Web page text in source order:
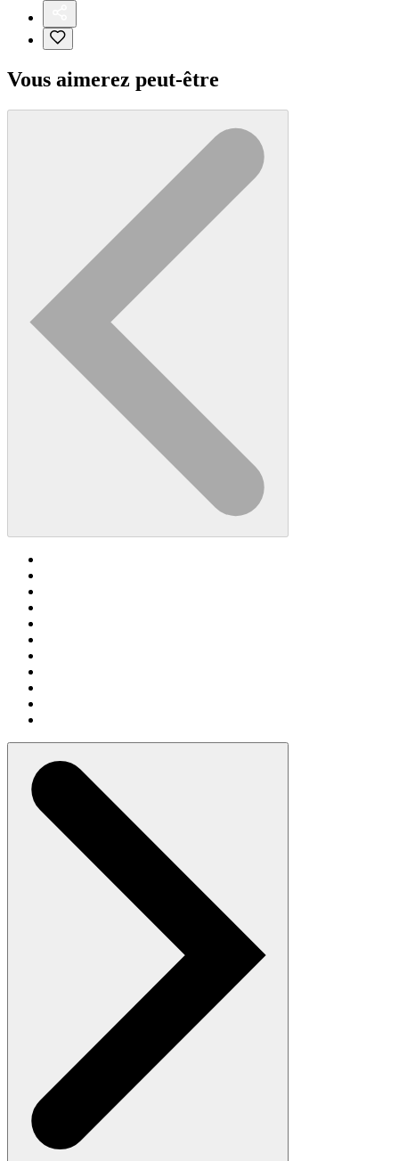
Vous aimerez peut-être